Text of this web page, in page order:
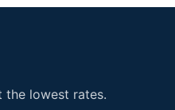
the lowest rates.